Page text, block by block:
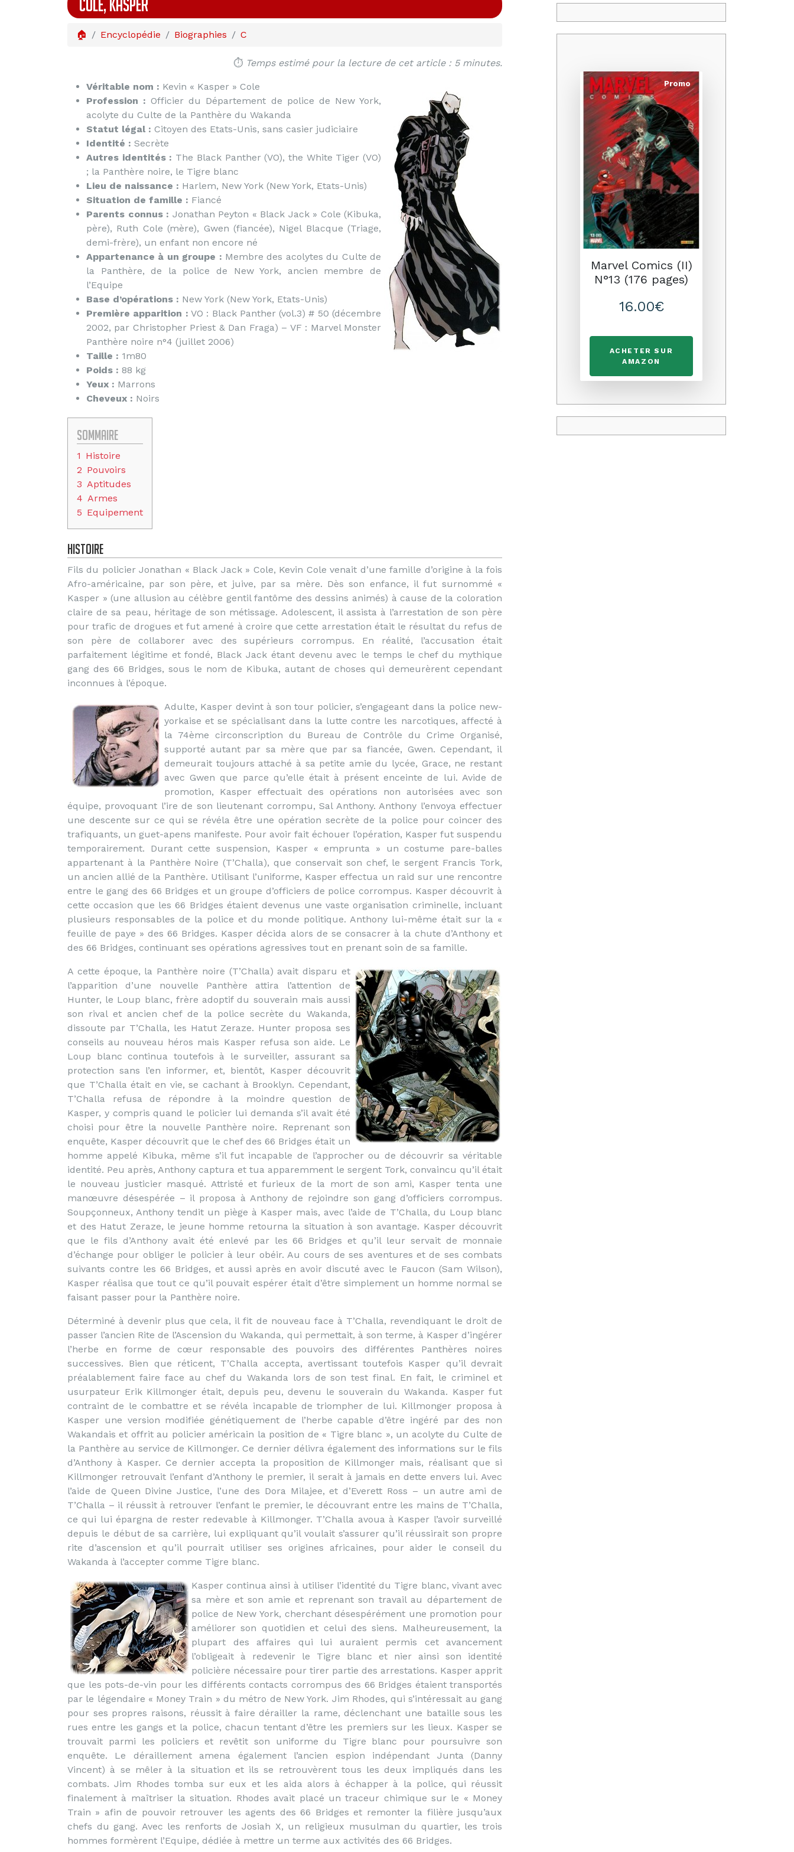
COLE, KASPER
🏠 Encyclopédie Biographies C
⏱️ Temps estimé pour la lecture de cet article : 5 minutes.
Véritable nom : Kevin « Kasper » Cole
Profession : Officier du Département de police de New York,
acolyte du Culte de la Panthère du Wakanda
Statut légal : Citoyen des Etats-Unis, sans casier judiciaire
Identité : Secrète
Autres identités : The Black Panther (VO), the White Tiger (VO)
; la Panthère noire, le Tigre blanc
Lieu de naissance : Harlem, New York (New York, Etats-Unis)
Situation de famille : Fiancé
Parents connus : Jonathan Peyton « Black Jack » Cole (Kibuka,
père), Ruth Cole (mère), Gwen (fiancée), Nigel Blacque (Triage,
demi-frère), un enfant non encore né
Appartenance à un groupe : Membre des acolytes du Culte de
la Panthère, de la police de New York, ancien membre de
l’Equipe
Base d’opérations : New York (New York, Etats-Unis)
Première apparition : VO : Black Panther (vol.3) # 50 (décembre
2002, par Christopher Priest & Dan Fraga) – VF : Marvel Monster
Panthère noire n°4 (juillet 2006)
Taille : 1m80
Poids : 88 kg
Yeux : Marrons
Cheveux : Noirs
Sommaire
1 Histoire
2 Pouvoirs
3 Aptitudes
4 Armes
5 Equipement
Histoire
Fils du policier Jonathan « Black Jack » Cole, Kevin Cole venait d’une famille d’origine à la fois
Afro-américaine, par son père, et juive, par sa mère. Dès son enfance, il fut surnommé «
Kasper » (une allusion au célèbre gentil fantôme des dessins animés) à cause de la coloration
claire de sa peau, héritage de son métissage. Adolescent, il assista à l’arrestation de son père
pour trafic de drogues et fut amené à croire que cette arrestation était le résultat du refus de
son père de collaborer avec des supérieurs corrompus. En réalité, l’accusation était
parfaitement légitime et fondé, Black Jack étant devenu avec le temps le chef du mythique
gang des 66 Bridges, sous le nom de Kibuka, autant de choses qui demeurèrent cependant
inconnues à l’époque.
Adulte, Kasper devint à son tour policier, s’engageant dans la police new-
yorkaise et se spécialisant dans la lutte contre les narcotiques, affecté à
la 74ème circonscription du Bureau de Contrôle du Crime Organisé,
supporté autant par sa mère que par sa fiancée, Gwen. Cependant, il
demeurait toujours attaché à sa petite amie du lycée, Grace, ne restant
avec Gwen que parce qu’elle était à présent enceinte de lui. Avide de
promotion, Kasper effectuait des opérations non autorisées avec son
équipe, provoquant l’ire de son lieutenant corrompu, Sal Anthony. Anthony l’envoya effectuer
une descente sur ce qui se révéla être une opération secrète de la police pour coincer des
trafiquants, un guet-apens manifeste. Pour avoir fait échouer l’opération, Kasper fut suspendu
temporairement. Durant cette suspension, Kasper « emprunta » un costume pare-balles
appartenant à la Panthère Noire (T’Challa), que conservait son chef, le sergent Francis Tork,
un ancien allié de la Panthère. Utilisant l’uniforme, Kasper effectua un raid sur une rencontre
entre le gang des 66 Bridges et un groupe d’officiers de police corrompus. Kasper découvrit à
cette occasion que les 66 Bridges étaient devenus une vaste organisation criminelle, incluant
plusieurs responsables de la police et du monde politique. Anthony lui-même était sur la «
feuille de paye » des 66 Bridges. Kasper décida alors de se consacrer à la chute d’Anthony et
des 66 Bridges, continuant ses opérations agressives tout en prenant soin de sa famille.
A cette époque, la Panthère noire (T’Challa) avait disparu et
l’apparition d’une nouvelle Panthère attira l’attention de
Hunter, le Loup blanc, frère adoptif du souverain mais aussi
son rival et ancien chef de la police secrète du Wakanda,
dissoute par T’Challa, les Hatut Zeraze. Hunter proposa ses
conseils au nouveau héros mais Kasper refusa son aide. Le
Loup blanc continua toutefois à le surveiller, assurant sa
protection sans l’en informer, et, bientôt, Kasper découvrit
que T’Challa était en vie, se cachant à Brooklyn. Cependant,
T’Challa refusa de répondre à la moindre question de
Kasper, y compris quand le policier lui demanda s’il avait été
choisi pour être la nouvelle Panthère noire. Reprenant son
enquête, Kasper découvrit que le chef des 66 Bridges était un
homme appelé Kibuka, même s’il fut incapable de l’approcher ou de découvrir sa véritable
identité. Peu après, Anthony captura et tua apparemment le sergent Tork, convaincu qu’il était
le nouveau justicier masqué. Attristé et furieux de la mort de son ami, Kasper tenta une
manœuvre désespérée – il proposa à Anthony de rejoindre son gang d’officiers corrompus.
Soupçonneux, Anthony tendit un piège à Kasper mais, avec l’aide de T’Challa, du Loup blanc
et des Hatut Zeraze, le jeune homme retourna la situation à son avantage. Kasper découvrit
que le fils d’Anthony avait été enlevé par les 66 Bridges et qu’il leur servait de monnaie
d’échange pour obliger le policier à leur obéir. Au cours de ses aventures et de ses combats
suivants contre les 66 Bridges, et aussi après en avoir discuté avec le Faucon (Sam Wilson),
Kasper réalisa que tout ce qu’il pouvait espérer était d’être simplement un homme normal se
faisant passer pour la Panthère noire.
Déterminé à devenir plus que cela, il fit de nouveau face à T’Challa, revendiquant le droit de
passer l’ancien Rite de l’Ascension du Wakanda, qui permettait, à son terme, à Kasper d’ingérer
l’herbe en forme de cœur responsable des pouvoirs des différentes Panthères noires
successives. Bien que réticent, T’Challa accepta, avertissant toutefois Kasper qu’il devrait
préalablement faire face au chef du Wakanda lors de son test final. En fait, le criminel et
usurpateur Erik Killmonger était, depuis peu, devenu le souverain du Wakanda. Kasper fut
contraint de le combattre et se révéla incapable de triompher de lui. Killmonger proposa à
Kasper une version modifiée génétiquement de l’herbe capable d’être ingéré par des non
Wakandais et offrit au policier américain la position de « Tigre blanc », un acolyte du Culte de
la Panthère au service de Killmonger. Ce dernier délivra également des informations sur le fils
d’Anthony à Kasper. Ce dernier accepta la proposition de Killmonger mais, réalisant que si
Killmonger retrouvait l’enfant d’Anthony le premier, il serait à jamais en dette envers lui. Avec
l’aide de Queen Divine Justice, l’une des Dora Milajee, et d’Everett Ross – un autre ami de
T’Challa – il réussit à retrouver l’enfant le premier, le découvrant entre les mains de T’Challa,
ce qui lui épargna de rester redevable à Killmonger. T’Challa avoua à Kasper l’avoir surveillé
depuis le début de sa carrière, lui expliquant qu’il voulait s’assurer qu’il réussirait son propre
rite d’ascension et qu’il pourrait utiliser ses origines africaines, pour aider le conseil du
Wakanda à l’accepter comme Tigre blanc.
Kasper continua ainsi à utiliser l’identité du Tigre blanc, vivant avec
sa mère et son amie et reprenant son travail au département de
police de New York, cherchant désespérément une promotion pour
améliorer son quotidien et celui des siens. Malheureusement, la
plupart des affaires qui lui auraient permis cet avancement
l’obligeait à redevenir le Tigre blanc et nier ainsi son identité
policière nécessaire pour tirer partie des arrestations. Kasper apprit
que les pots-de-vin pour les différents contacts corrompus des 66 Bridges étaient transportés
par le légendaire « Money Train » du métro de New York. Jim Rhodes, qui s’intéressait au gang
pour ses propres raisons, réussit à faire dérailler la rame, déclenchant une bataille sous les
rues entre les gangs et la police, chacun tentant d’être les premiers sur les lieux. Kasper se
trouvait parmi les policiers et revêtit son uniforme du Tigre blanc pour poursuivre son
enquête. Le déraillement amena également l’ancien espion indépendant Junta (Danny
Vincent) à se mêler à la situation et ils se retrouvèrent tous les deux impliqués dans les
combats. Jim Rhodes tomba sur eux et les aida alors à échapper à la police, qui réussit
finalement à maîtriser la situation. Rhodes avait placé un traceur chimique sur le « Money
Train » afin de pouvoir retrouver les agents des 66 Bridges et remonter la filière jusqu’aux
chefs du gang. Avec les renforts de Josiah X, un religieux musulman du quartier, les trois
hommes formèrent l’Equipe, dédiée à mettre un terme aux activités des 66 Bridges.
Promo
Marvel Comics (II)
N°13 (176 pages)
16.00€
ACHETER SUR
AMAZON